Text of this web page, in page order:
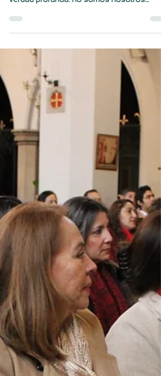
verdad profunda: no somos nosotros
quienes cargamos la Cruz, sino que es la
hacia la meta. Una reflexión sobre la fe en
medio de las tempestades actuales.